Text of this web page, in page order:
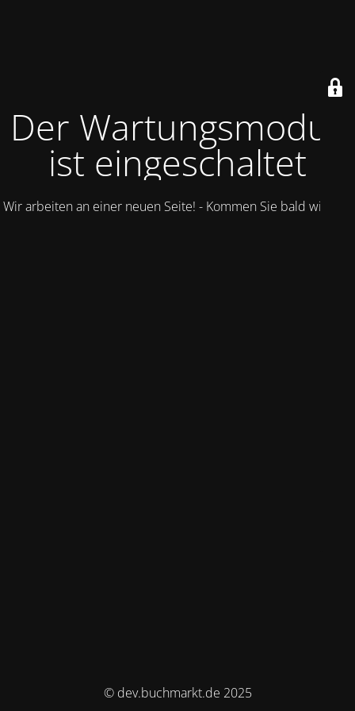
Der Wartungsmodus
ist eingeschaltet
Wir arbeiten an einer neuen Seite! - Kommen Sie bald wieder.
© dev.buchmarkt.de 2025